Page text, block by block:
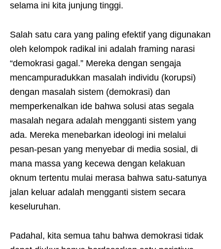
selama ini kita junjung tinggi.
Salah satu cara yang paling efektif yang digunakan
oleh kelompok radikal ini adalah framing narasi
“demokrasi gagal.” Mereka dengan sengaja
mencampuradukkan masalah individu (korupsi)
dengan masalah sistem (demokrasi) dan
memperkenalkan ide bahwa solusi atas segala
masalah negara adalah mengganti sistem yang
ada. Mereka menebarkan ideologi ini melalui
pesan-pesan yang menyebar di media sosial, di
mana massa yang kecewa dengan kelakuan
oknum tertentu mulai merasa bahwa satu-satunya
jalan keluar adalah mengganti sistem secara
keseluruhan.
Padahal, kita semua tahu bahwa demokrasi tidak